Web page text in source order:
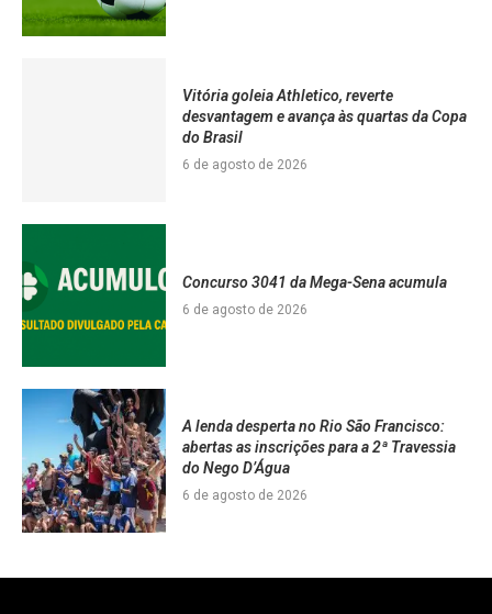
Vitória goleia Athletico, reverte
desvantagem e avança às quartas da Copa
do Brasil
6 de agosto de 2026
Concurso 3041 da Mega-Sena acumula
6 de agosto de 2026
A lenda desperta no Rio São Francisco:
abertas as inscrições para a 2ª Travessia
do Nego D’Água
6 de agosto de 2026